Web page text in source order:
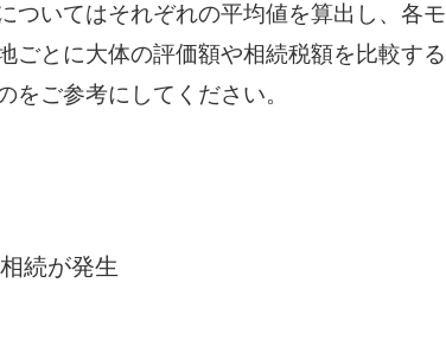
ついてはそれぞれの平均値を算出し、各モ
ごとに大体の評価額や相続税額を比較する
ご参考にしてください。
続が発生